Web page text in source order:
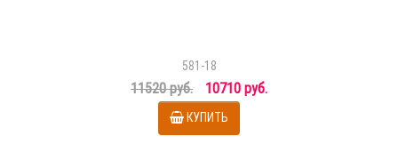
581-18
11520 руб. 10710 руб.
КУПИТЬ